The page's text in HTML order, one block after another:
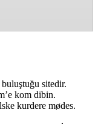
sitedir.
kom dibin.
kurdere mødes.